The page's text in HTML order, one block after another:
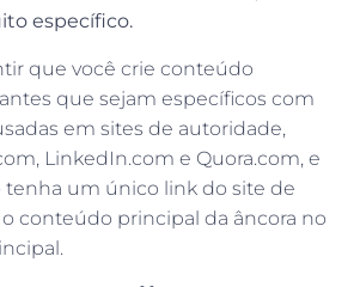
específico.
que você crie conteúdo
que sejam específicos com
em sites de autoridade,
LinkedIn.com e Quora.com, e
um único link do site de
conteúdo principal da âncora no